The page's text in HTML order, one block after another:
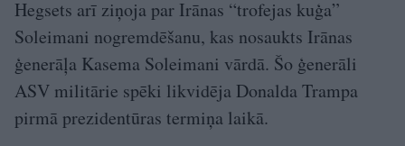
Hegsets arī ziņoja par Irānas “trofejas kuģa”
Soleimani nogremdēšanu, kas nosaukts Irānas
ģenerāļa Kasema Soleimani vārdā. Šo ģenerāli
ASV militārie spēki likvidēja Donalda Trampa
pirmā prezidentūras termiņa laikā.